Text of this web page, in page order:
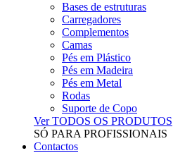
Bases de estruturas
Carregadores
Complementos
Camas
Pés em Plástico
Pés em Madeira
Pés em Metal
Rodas
Suporte de Copo
Ver TODOS OS PRODUTOS
SÓ PARA PROFISSIONAIS
Contactos